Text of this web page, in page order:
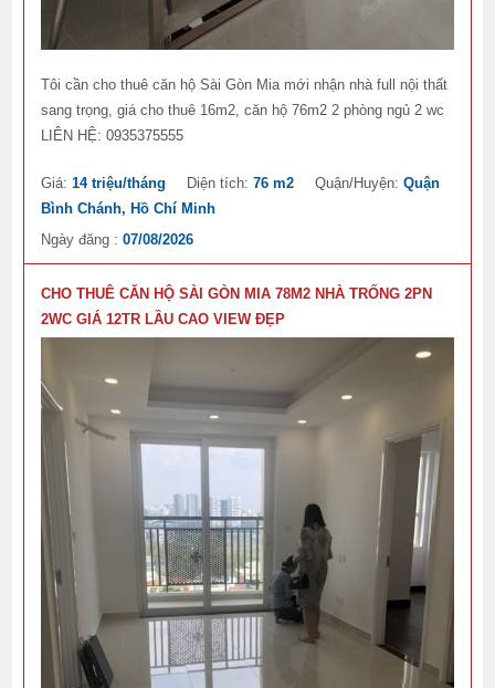
Tôi cần cho thuê căn hộ Sài Gòn Mia mới nhận nhà full nội thất
sang trọng, giá cho thuê 16m2, căn hộ 76m2 2 phòng ngủ 2 wc
LIÊN HỆ: 0935375555
Giá:14 triệu/tháng Diện tích:76 m2 Quận/Huyện:Quận
Bình Chánh, Hồ Chí Minh
Ngày đăng :07/08/2026
CHO THUÊ CĂN HỘ SÀI GÒN MIA 78M2 NHÀ TRỐNG 2PN
2WC GIÁ 12TR LẦU CAO VIEW ĐẸP